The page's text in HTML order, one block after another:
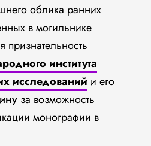
облика ранних
в могильнике
института
исследований и его
за возможность
монографии в